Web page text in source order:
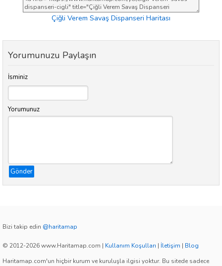
Çiğli Verem Savaş Dispanseri Haritası
Yorumunuzu Paylaşın
İsminiz
Yorumunuz
Gönder
Bizi takip edin @haritamap
© 2012-2026 www.Haritamap.com | Kullanım Koşulları | İletişim | Blog
Haritamap.com'un hiçbir kurum ve kuruluşla ilgisi yoktur. Bu sitede sadece